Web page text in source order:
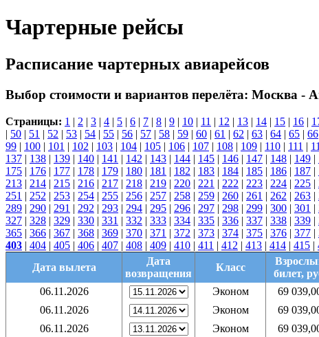
Чартерные рейсы
Расписание чартерных авиарейсов
Выбор стоимости и вариантов перелёта: Москва -
Страницы: 1 | 2 | 3 | 4 | 5 | 6 | 7 | 8 | 9 | 10 | 11 | 12 | 13 | 14 | 15 | 16 |
| 50 | 51 | 52 | 53 | 54 | 55 | 56 | 57 | 58 | 59 | 60 | 61 | 62 | 63 | 64 | 65 | 66
99 | 100 | 101 | 102 | 103 | 104 | 105 | 106 | 107 | 108 | 109 | 110 | 111 |
137 | 138 | 139 | 140 | 141 | 142 | 143 | 144 | 145 | 146 | 147 | 148 | 149 |
175 | 176 | 177 | 178 | 179 | 180 | 181 | 182 | 183 | 184 | 185 | 186 | 187 |
213 | 214 | 215 | 216 | 217 | 218 | 219 | 220 | 221 | 222 | 223 | 224 | 225 |
251 | 252 | 253 | 254 | 255 | 256 | 257 | 258 | 259 | 260 | 261 | 262 | 263 |
289 | 290 | 291 | 292 | 293 | 294 | 295 | 296 | 297 | 298 | 299 | 300 | 301 |
327 | 328 | 329 | 330 | 331 | 332 | 333 | 334 | 335 | 336 | 337 | 338 | 339 |
365 | 366 | 367 | 368 | 369 | 370 | 371 | 372 | 373 | 374 | 375 | 376 | 377 |
403 | 404 | 405 | 406 | 407 | 408 | 409 | 410 | 411 | 412 | 413 | 414 | 415 |
Дата вылета
Дата
возвращения
Класс
билет,
06.11.2026 Эконом 69
06.11.2026
Эконом 69
06.11.2026
Эконом 69